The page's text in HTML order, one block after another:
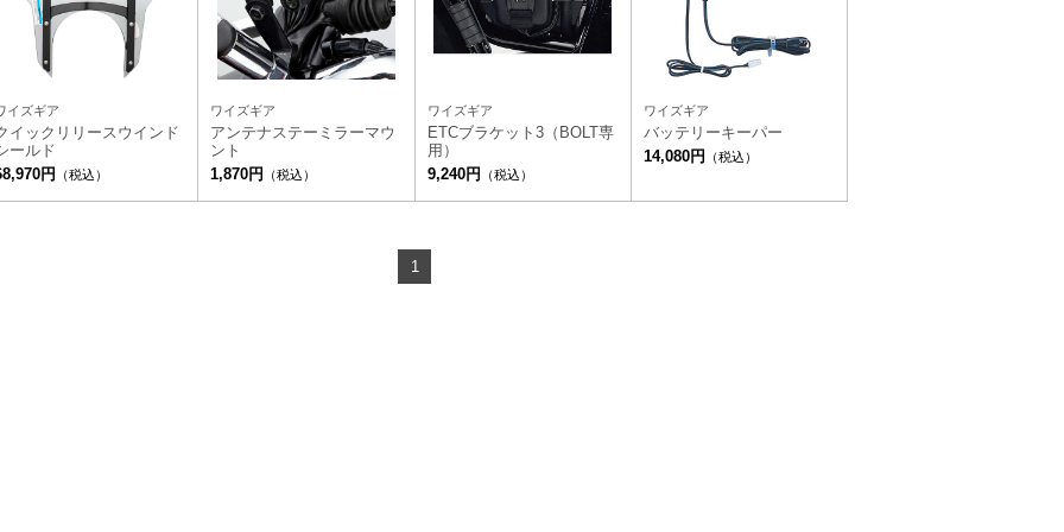
イズギア
イックリリースウインド
ールド
円
（税込）
ワイズギア
アンテナステーミラーマウ
ント
1,870円
（税込）
ワイズギア
ETCブラケット3（BOLT専
用）
9,240円
（税込）
ワイズギア
バッテリーキーパー
14,080円
（税込）
1